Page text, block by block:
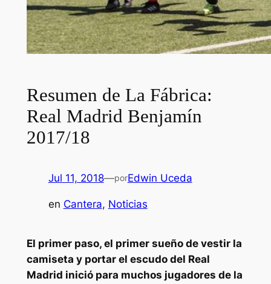
Resumen de La Fábrica:
Real Madrid Benjamín
2017/18
Jul 11, 2018—porEdwin Uceda
en Cantera, Noticias
El primer paso, el primer sueño de vestir la
camiseta y portar el escudo del Real
Madrid inició para muchos jugadores de la